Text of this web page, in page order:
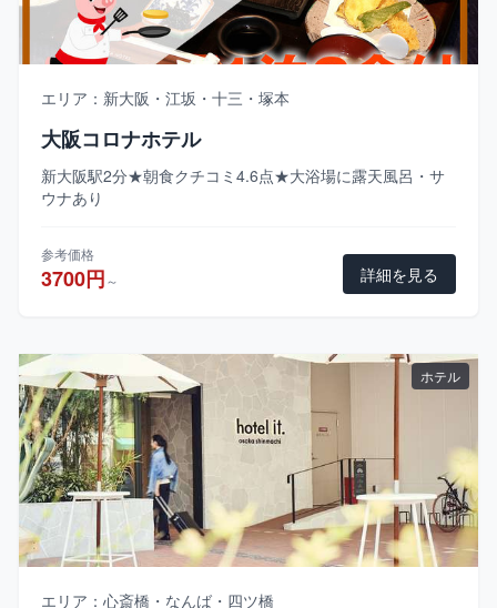
エリア：新大阪・江坂・十三・塚本
大阪コロナホテル
新大阪駅2分★朝食クチコミ4.6点★大浴場に露天風呂・サ
ウナあり
参考価格
3700円～ 詳細を見る
ホテル
エリア：心斎橋・なんば・四ツ橋